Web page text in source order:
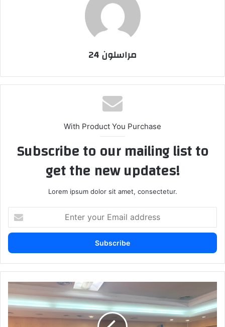
مراسلون 24
With Product You Purchase
Subscribe to our mailing list to
get the new updates!
Lorem ipsum dolor sit amet, consectetur.
t
r
y
u
r
E
m
م
ز
ا